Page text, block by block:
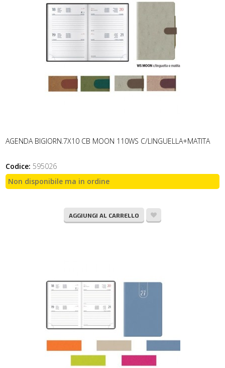
AGENDA BIGIORN.7X10 CB MOON 110WS C/LINGUELLA+MATITA
Codice: 595026
Non disponibile ma in ordine
AGGIUNGI AL CARRELLO